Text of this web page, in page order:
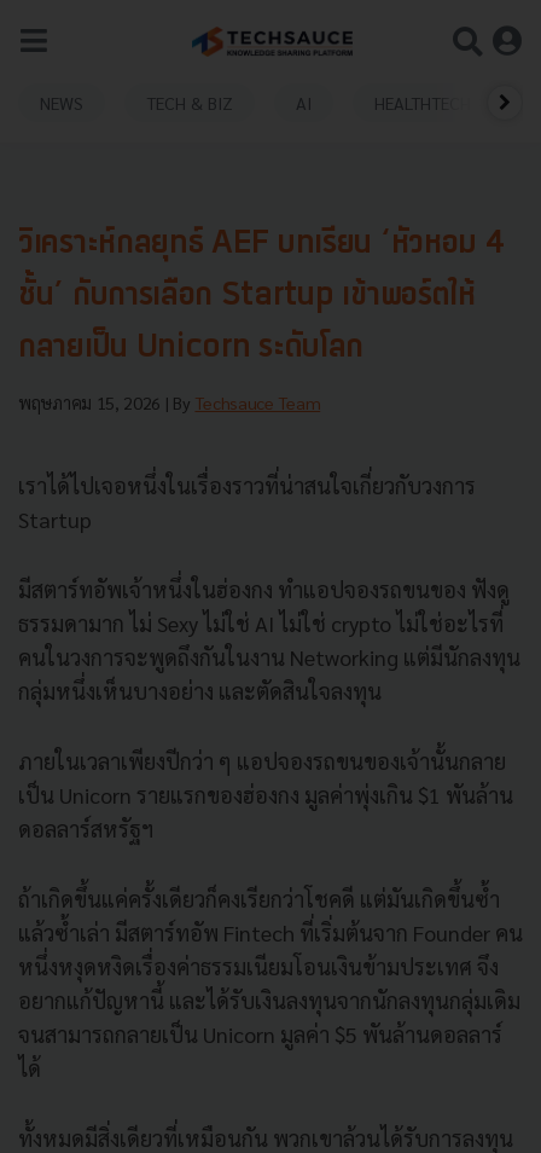
NEWS TECH & BIZ AI HEALTHTECH
วิเคราะห์กลยุทธ์ AEF บทเรียน ‘หัวหอม 4
ชั้น’ กับการเลือก Startup เข้าพอร์ตให้
กลายเป็น Unicorn ระดับโลก
พฤษภาคม 15, 2026 | By Techsauce Team
เราได้ไปเจอหนึ่งในเรื่องราวที่น่าสนใจเกี่ยวกับวงการ
Startup
มีสตาร์ทอัพเจ้าหนึ่งในฮ่องกง ทำแอปจองรถขนของ ฟังดู
ธรรมดามาก ไม่ Sexy ไม่ใช่ AI ไม่ใช่ crypto ไม่ใช่อะไรที่
คนในวงการจะพูดถึงกันในงาน Networking แต่มีนักลงทุน
กลุ่มหนึ่งเห็นบางอย่าง และตัดสินใจลงทุน
ภายในเวลาเพียงปีกว่า ๆ แอปจองรถขนของเจ้านั้นกลาย
เป็น Unicorn รายแรกของฮ่องกง มูลค่าพุ่งเกิน $1 พันล้าน
ดอลลาร์สหรัฐฯ
ถ้าเกิดขึ้นแค่ครั้งเดียวก็คงเรียกว่าโชคดี แต่มันเกิดขึ้นซ้ำ
แล้วซ้ำเล่า มีสตาร์ทอัพ Fintech ที่เริ่มต้นจาก Founder คน
หนึ่งหงุดหงิดเรื่องค่าธรรมเนียมโอนเงินข้ามประเทศ จึง
อยากแก้ปัญหานี้ และได้รับเงินลงทุนจากนักลงทุนกลุ่มเดิม
จนสามารถกลายเป็น Unicorn มูลค่า $5 พันล้านดอลลาร์
ได้
ทั้งหมดมีสิ่งเดียวที่เหมือนกัน พวกเขาล้วนได้รับการลงทุน